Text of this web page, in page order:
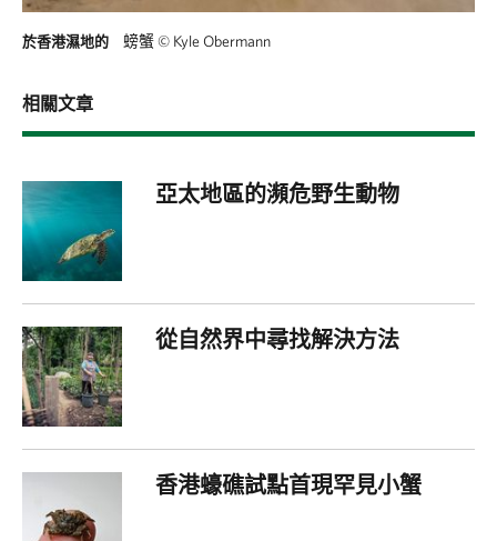
於香港濕地的 螃蟹© Kyle Obermann
相關文章
亞太地區的瀕危野生動物
從自然界中尋找解決方法
香港蠔礁試點首現罕見小蟹